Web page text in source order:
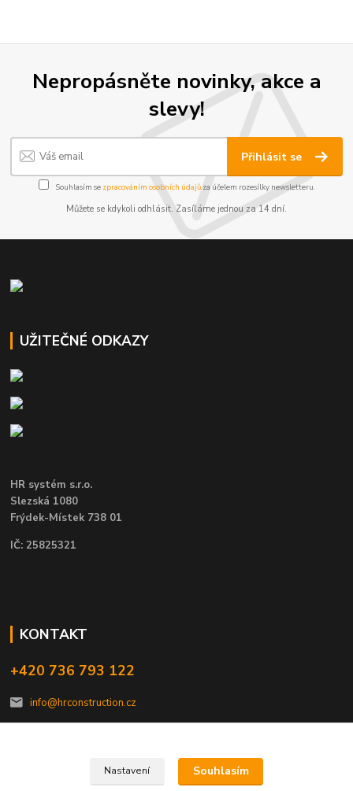
Nepropásněte novinky, akce a
slevy!
Přihlásit se
Souhlasím se zpracováním osobních údajůza účelem rozesílky newsletteru.
Můžete se kdykoli odhlásit. Zasíláme jednou za 14 dní.
UŽITEČNÉ ODKAZY
HR systém s.r.o.
Slezská 1080
Frýdek-Místek 738 01
IČ: 25825321
KONTAKT
+420 736 793 122
info@hrconstruction.cz
Nastavení Souhlasím